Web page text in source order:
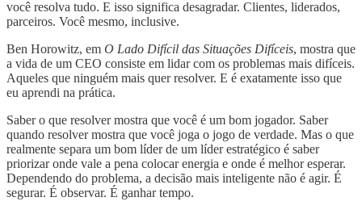
você resolva tudo. E isso significa desagradar. Clientes, liderados,
parceiros. Você mesmo, inclusive.
Ben Horowitz, em O Lado Difícil das Situações Difíceis, mostra que
a vida de um CEO consiste em lidar com os problemas mais difíceis.
Aqueles que ninguém mais quer resolver. E é exatamente isso que
eu aprendi na prática.
Saber o que resolver mostra que você é um bom jogador. Saber
quando resolver mostra que você joga o jogo de verdade. Mas o que
realmente separa um bom líder de um líder estratégico é saber
priorizar onde vale a pena colocar energia e onde é melhor esperar.
Dependendo do problema, a decisão mais inteligente não é agir. É
segurar. É observar. É ganhar tempo.